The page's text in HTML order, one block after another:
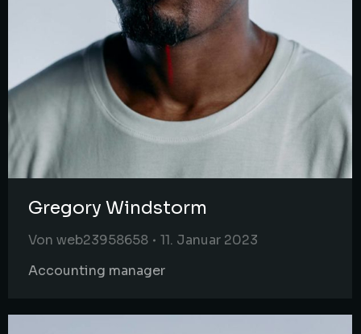
Gregory Windstorm
Von web23958658
11. Januar 2023
Accounting manager